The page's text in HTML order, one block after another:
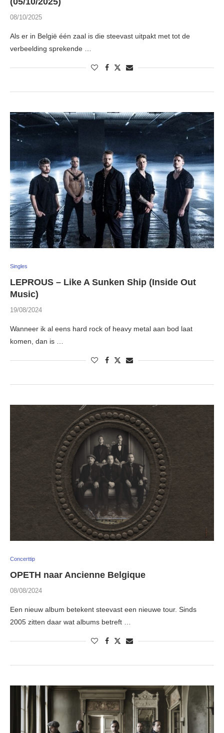
08/10/2025
Als er in België één zaal is die steevast uitpakt met tot de
verbeelding sprekende …
Singles
LEPROUS – Like A Sunken Ship (Inside Out
Music)
19/08/2024
Wanneer ik al eens hard rock of heavy metal aan bod laat
komen, dan is …
Concerttip
OPETH naar Ancienne Belgique
08/08/2024
Een nieuw album betekent steevast een nieuwe tour. Sinds
2005 zitten daar wat albums betreft …